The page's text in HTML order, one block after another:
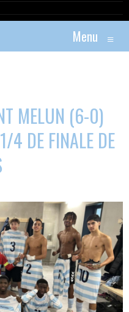
Menu ≡
MELUN (6-0)
4 DE FINALE DE